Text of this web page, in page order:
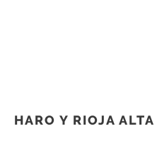
HARO Y RIOJA ALTA